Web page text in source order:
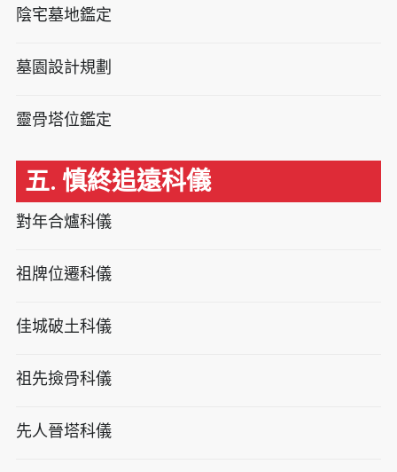
陰宅墓地鑑定
墓園設計規劃
靈骨塔位鑑定
五. 慎終追遠科儀
對年合爐科儀
祖牌位遷科儀
佳城破土科儀
祖先撿骨科儀
先人晉塔科儀